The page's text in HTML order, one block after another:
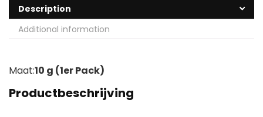
Description
Additional information
Maat:10 g (1er Pack)
Productbeschrijving